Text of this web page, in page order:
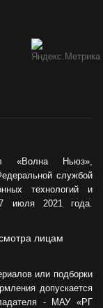
«Волна Ньюз»,
службой
технологий и
июля 2021 года.
лицам
или подборки
допускается
- МАУ «РГ